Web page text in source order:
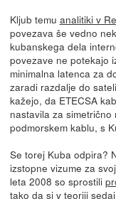
Kljub temu analitiki v
povezava še vedno
kubanskega dela
povezave ne potekajo
minimalna latenca za
zaradi razdalje do
kažejo, da ETECSA
nastavila za
podmorskem kablu, s
Se torej Kuba odpira?
izstopne vizume za
leta 2008 so sprostili
tako da si v teoriji